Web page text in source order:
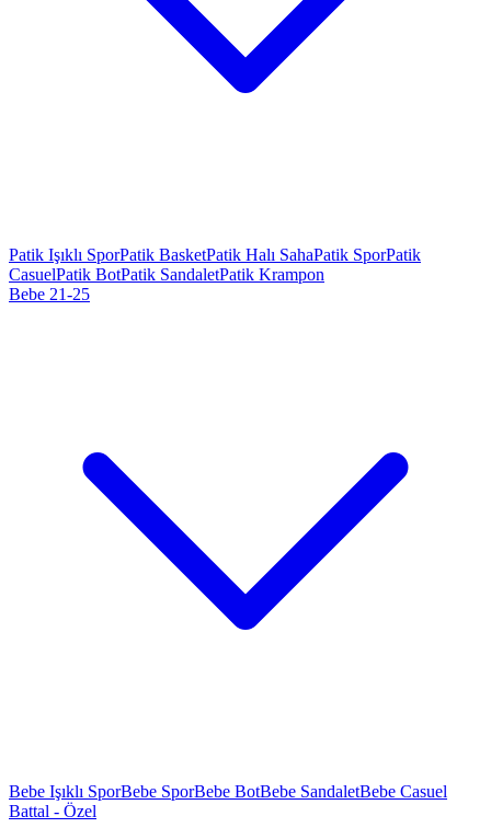
Patik Işıklı SporPatik BasketPatik Halı SahaPatik SporPatik
CasuelPatik BotPatik SandaletPatik Krampon
Bebe 21-25
Bebe Işıklı SporBebe SporBebe BotBebe SandaletBebe Casuel
Battal - Özel